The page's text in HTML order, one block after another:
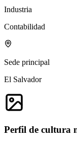
Industria
Contabilidad
Sede principal
El Salvador
Perfil de cultura